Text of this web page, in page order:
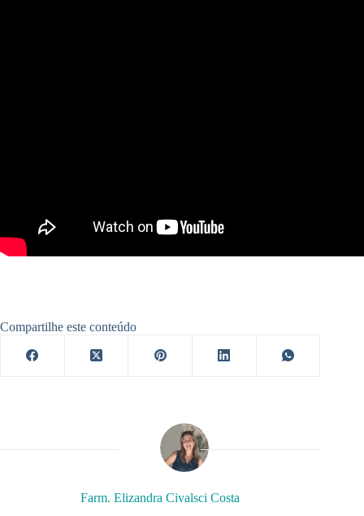
Compartilhe este conteúdo
Farm. Elizandra Civalsci Costa